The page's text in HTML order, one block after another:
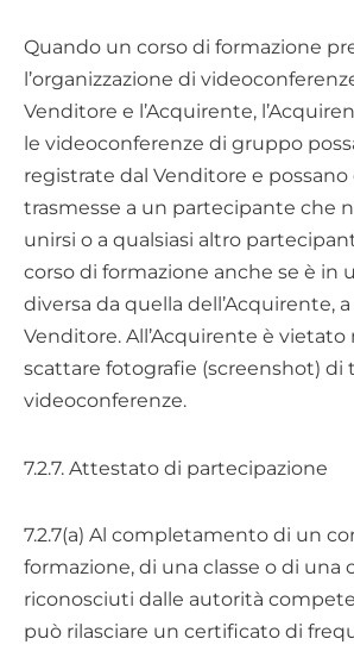
Quando un corso di formazione
l’organizzazione di
Venditore e l’Acquirente,
le videoconferenze di gruppo
registrate dal Venditore e possano
trasmesse a un partecipante che
unirsi o a qualsiasi altro
corso di formazione anche se è in
diversa da quella dell’Acquirente,
Venditore. All’Acquirente è vietato
scattare fotografie (screenshot) di
videoconferenze.
7.2.7. Attestato di partecipazione
7.2.7(a) Al completamento di un
formazione, di una classe o di una
riconosciuti dalle autorità
può rilasciare un certificato di